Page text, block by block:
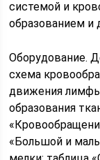
системой и
образованием
Оборудование.
схема
движения
образования
«Большой и